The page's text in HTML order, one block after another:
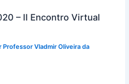
– II Encontro Virtual
Professor Vladmir Oliveira da